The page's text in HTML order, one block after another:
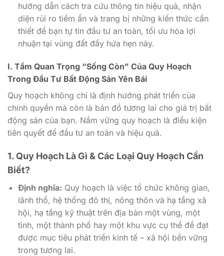
hướng dẫn cách tra cứu thông tin hiệu quả, nhận
diện rủi ro tiềm ẩn và trang bị những kiến thức cần
thiết để bạn tự tin đầu tư an toàn, tối ưu hóa lợi
nhuận tại vùng đất đầy hứa hẹn này.
I. Tầm Quan Trọng “Sống Còn” Của Quy Hoạch
Trong Đầu Tư Bất Động Sản Yên Bái
Quy hoạch không chỉ là định hướng phát triển của
chính quyền mà còn là bản đồ tương lai cho giá trị bất
động sản của bạn. Nắm vững quy hoạch là điều kiện
tiên quyết để đầu tư an toàn và hiệu quả.
1. Quy Hoạch Là Gì & Các Loại Quy Hoạch Cần
Biết?
Định nghĩa: Quy hoạch là việc tổ chức không gian,
lãnh thổ, hệ thống đô thị, nông thôn và hạ tầng xã
hội, hạ tầng kỹ thuật trên địa bàn một vùng, một
tỉnh, một thành phố hay một khu vực cụ thể để đạt
được mục tiêu phát triển kinh tế – xã hội bền vững
trong tương lai.